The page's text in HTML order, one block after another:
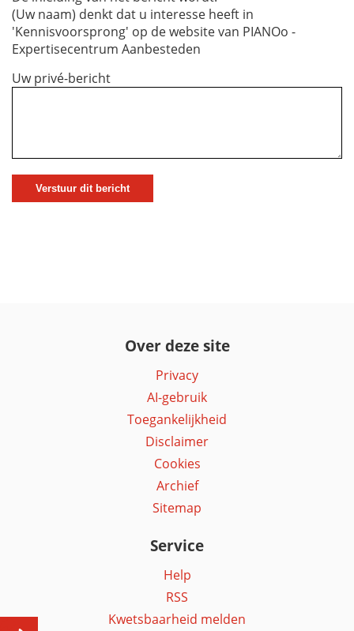
(Uw naam) denkt dat u interesse heeft in
'Kennisvoorsprong' op de website van PIANOo -
Expertisecentrum Aanbesteden
Uw privé-bericht
Over deze site
Privacy
AI-gebruik
Toegankelijkheid
Disclaimer
Cookies
Archief
Sitemap
Service
Help
RSS
Kwetsbaarheid melden